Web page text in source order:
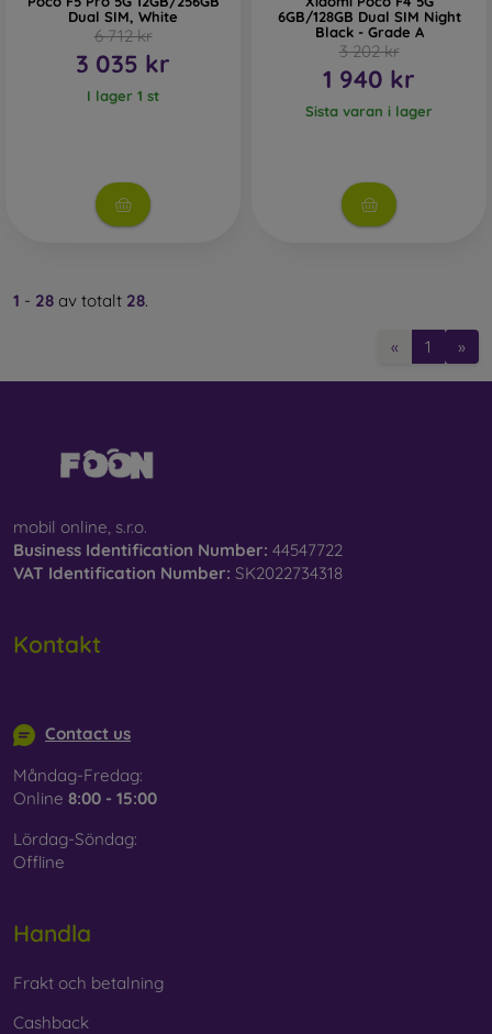
Dual SIM, White
6 712 kr
3 035 kr
I lager 1 st
6GB/128GB Dual SIM Night
Black - Grade A
3 202 kr
1 940 kr
Sista varan i lager
1 - 28 av totalt 28.
« 1 »
mobil online, s.r.o.
Business Identification Number: 44547722
VAT Identification Number: SK2022734318
Kontakt
Contact us
Måndag-Fredag:
Online 8:00 - 15:00
Lördag-Söndag:
Offline
Handla
Frakt och betalning
Cashback